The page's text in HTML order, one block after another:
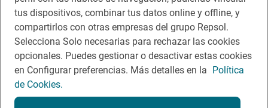
Política de cookies
Política de privacidad
tus dispositivos, combinar tus datos online y offline, y
compartirlos con otras empresas del grupo Repsol.
Selecciona Solo necesarias para rechazar las cookies
opcionales. Puedes gestionar o desactivar estas cookies
en Configurar preferencias. Más detalles en la Política
de Cookies.